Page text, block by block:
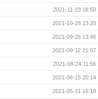
2021-11-23 18:50
2021-10-28 23:20
2021-09-26 13:46
2021-09-12 21:57
2021-08-24 11:56
2021-06-15 20:14
2021-05-31 16:18